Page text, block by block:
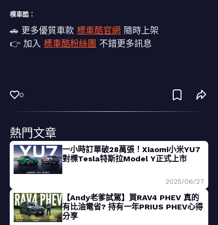
標車酷：
🚗 更多優質車款 標車酷官網 隨時上架
👉 加入 標車酷粉絲團 不錯更多訊息
0
熱門文章
一小時訂單破28萬張！Xiaomi小米YU7
對標Tesla特斯拉Model Y正式上市
2025/06/27
【Andy老爹試駕】買RAV4 PHEV 真的
有比油電省? 持有一年PRIUS PHEV心得
分享